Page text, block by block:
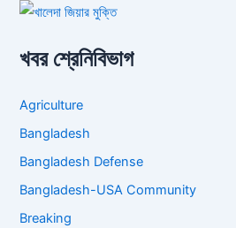
খবর শ্রেনিবিভাগ
Agriculture
Bangladesh
Bangladesh Defense
Bangladesh-USA Community
Breaking